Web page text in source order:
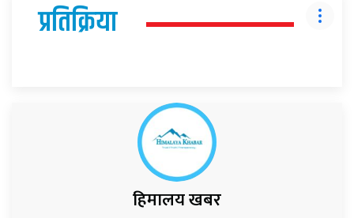
प्रतिक्रिया
हिमालय खबर